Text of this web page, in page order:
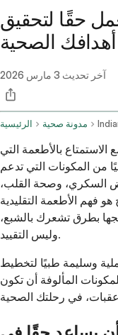
حقًا لتحقيق
أهدافك الصحية
آخر تحديث 3 مارس 2026
الرئيسية مدونة صحية
الاستمتاع بالأطعمة التي
من المكونات التي تدعم
السكري، وصحة القلب،
فهم الأطعمة التقليدية
بطرق تشعرك بالشبع،
وليس التقييد.
وسليمة طبيًا لتخطيط
المألوفة أن تكون